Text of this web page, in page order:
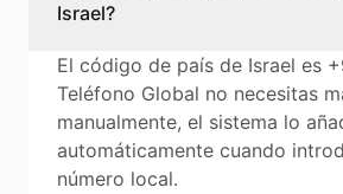
Israel?
El código de país de Israel es
Teléfono Global no necesitas
manualmente, el sistema lo
automáticamente cuando
número local.